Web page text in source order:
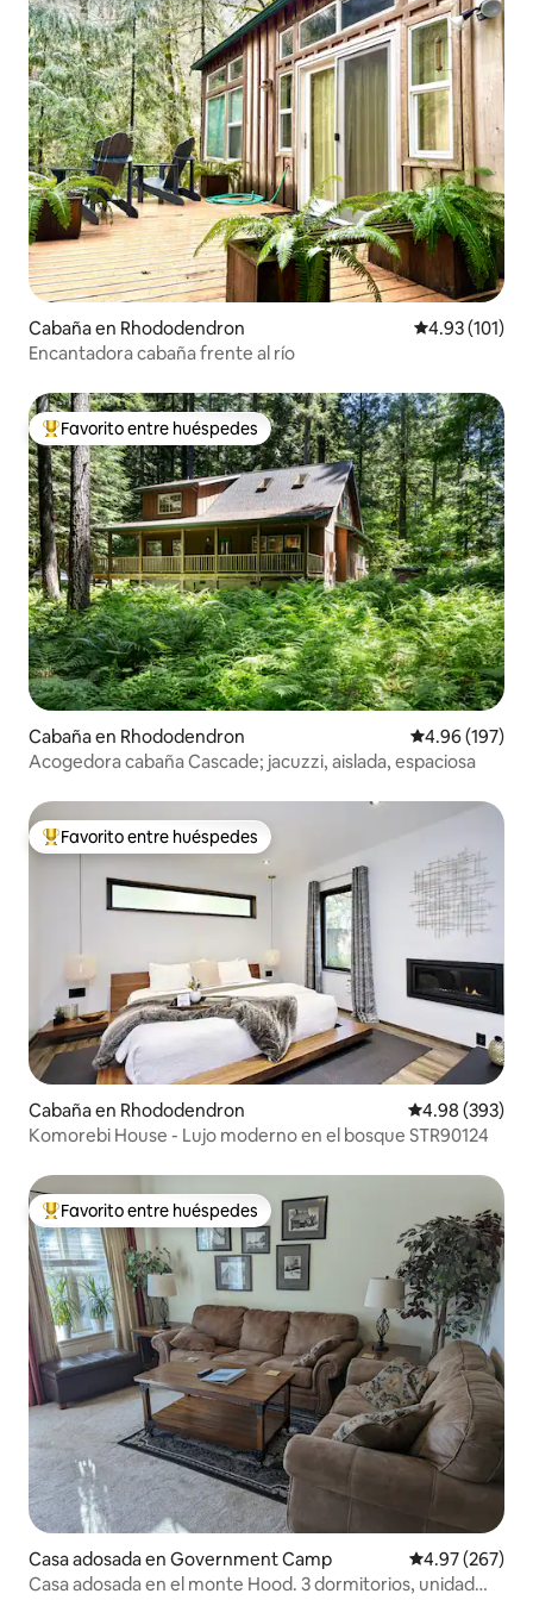
Cabaña en Rhododendron Calificación
4.93 (101)
Encantadora cabaña frente al río
De los mejores en Favorito entre huéspedes
Favorito entre huéspedes
Cabaña en Rhododendron Calificación
4.96 (197)
Acogedora cabaña Cascade; jacuzzi, aislada, espaciosa
De los mejores en Favorito entre huéspedes
Favorito entre huéspedes
Cabaña en Rhododendron Calificación
4.98 (393)
Komorebi House - Lujo moderno en el bosque STR90124
De los mejores en Favorito entre huéspedes
Favorito entre huéspedes
Casa adosada en Government Camp Calificación
4.97 (267)
Casa adosada en el monte Hood. 3 dormitorios, unidad